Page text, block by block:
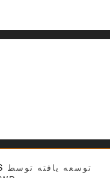
توسعه یافته توسط